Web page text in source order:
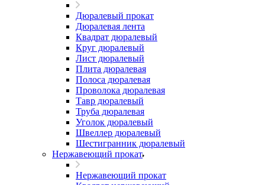
Дюралевый прокат
Дюралевая лента
Квадрат дюралевый
Круг дюралевый
Лист дюралевый
Плита дюралевая
Полоса дюралевая
Проволока дюралевая
Тавр дюралевый
Труба дюралевая
Уголок дюралевый
Швеллер дюралевый
Шестигранник дюралевый
Нержавеющий прокат
Нержавеющий прокат